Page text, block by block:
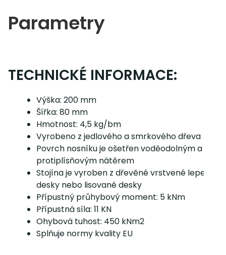
Parametry
TECHNICKÉ INFORMACE:
Výška: 200 mm
Šířka: 80 mm
Hmotnost: 4,5 kg/bm
Vyrobeno z jedlového a smrkového dřeva
Povrch nosníku je ošetřen voděodolným a
protiplísňovým nátěrem
Stojína je vyroben z dřevěné vrstvené lepené
desky nebo lisované desky
Přípustný průhybový moment: 5 kNm
Přípustná síla: 11 KN
Ohybová tuhost: 450 kNm2
Splňuje normy kvality EU